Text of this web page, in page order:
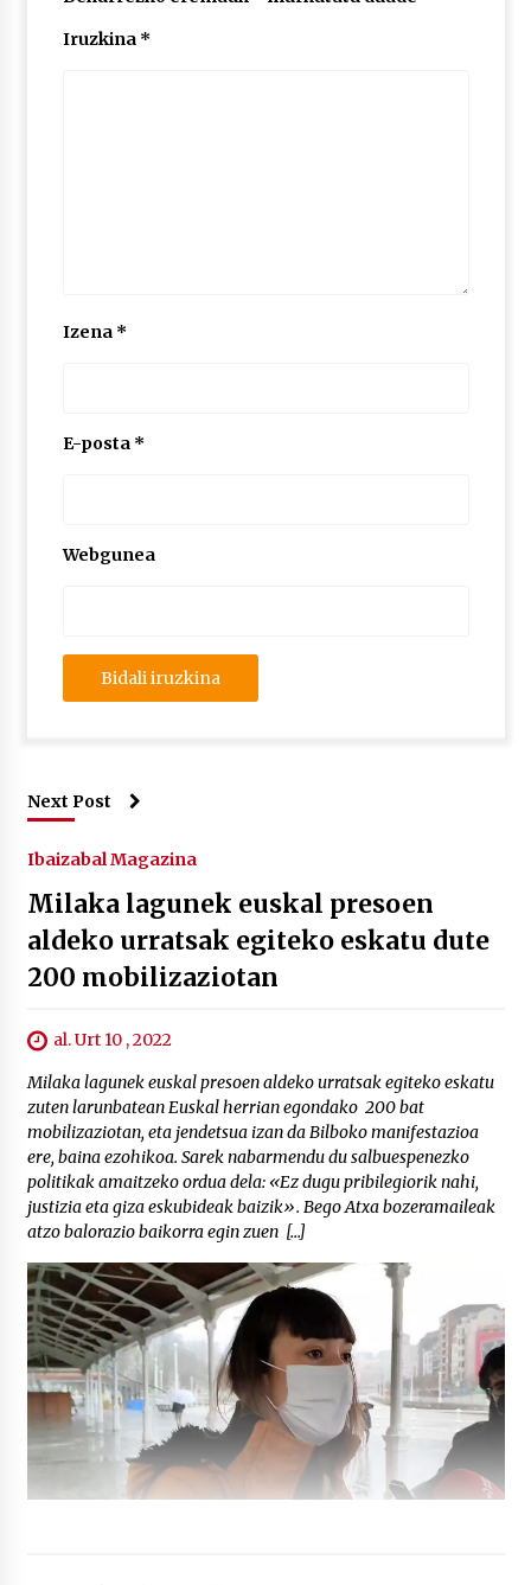
Iruzkina *
Izena *
E-posta *
Webgunea
Next Post
Ibaizabal Magazina
Milaka lagunek euskal presoen
aldeko urratsak egiteko eskatu dute
200 mobilizaziotan
al. Urt 10 , 2022
Milaka lagunek euskal presoen aldeko urratsak egiteko eskatu
zuten larunbatean Euskal herrian egondako 200 bat
mobilizaziotan, eta jendetsua izan da Bilboko manifestazioa
ere, baina ezohikoa. Sarek nabarmendu du salbuespenezko
politikak amaitzeko ordua dela: «Ez dugu pribilegiorik nahi,
justizia eta giza eskubideak baizik». Bego Atxa bozeramaileak
atzo balorazio baikorra egin zuen […]